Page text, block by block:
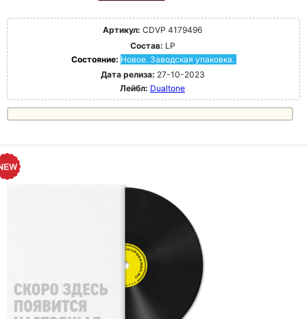
Артикул: CDVP 4179496
Состав: LP
Состояние: Новое. Заводская упаковка.
Дата релиза: 27-10-2023
Лейбл: Dualtone